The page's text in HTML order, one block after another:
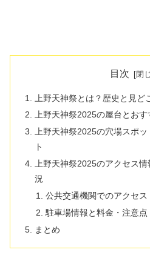
目次
上野天神祭とは？歴史と見ど
上野天神祭2025の屋台とおす
上野天神祭2025の穴場スポ
ト
上野天神祭2025のアクセス
況
公共交通機関でのアクセス
駐車場情報と料金・注意点
まとめ